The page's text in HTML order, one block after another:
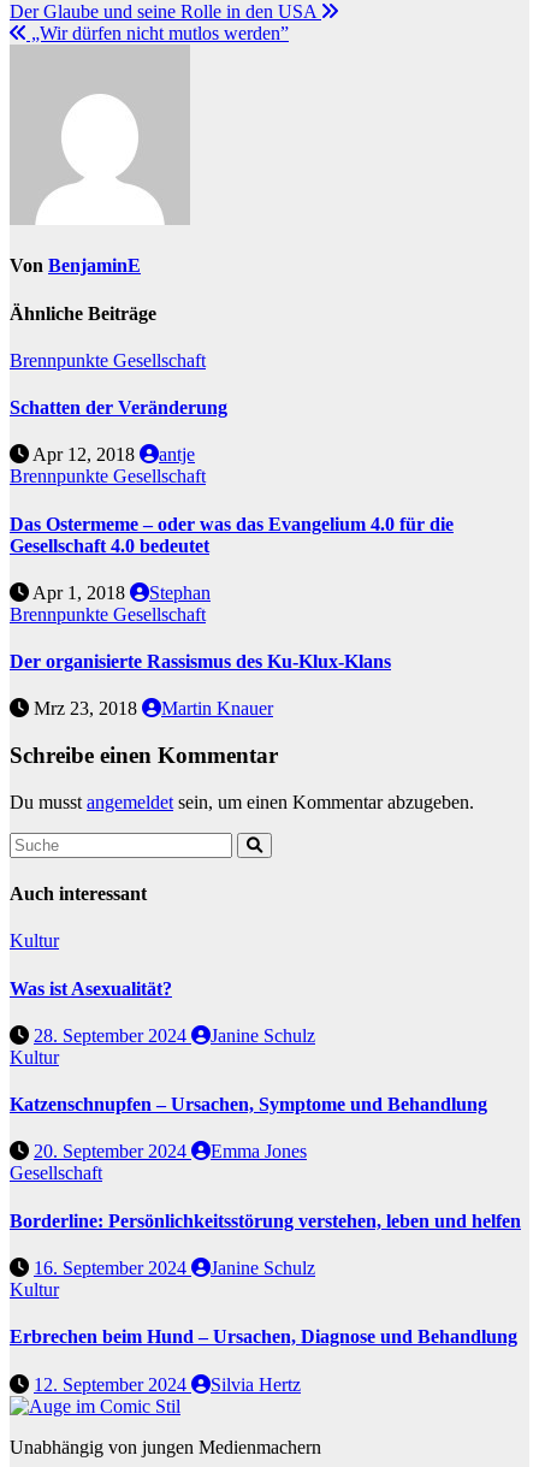
Der Glaube und seine Rolle in den USA
„Wir dürfen nicht mutlos werden”
Von BenjaminE
Ähnliche Beiträge
Brennpunkte Gesellschaft
Schatten der Veränderung
Apr 12, 2018
antje
Brennpunkte Gesellschaft
Das Ostermeme – oder was das Evangelium 4.0 für die
Gesellschaft 4.0 bedeutet
Apr 1, 2018
Stephan
Brennpunkte Gesellschaft
Der organisierte Rassismus des Ku-Klux-Klans
Mrz 23, 2018 Martin Knauer
Schreibe einen Kommentar
Du musst angemeldet sein, um einen Kommentar abzugeben.
Auch interessant
Kultur
Was ist Asexualität?
28. September 2024
Janine Schulz
Kultur
Katzenschnupfen – Ursachen, Symptome und Behandlung
20. September 2024
Emma Jones
Gesellschaft
Borderline: Persönlichkeitsstörung verstehen, leben und helfen
16. September 2024
Janine Schulz
Kultur
Erbrechen beim Hund – Ursachen, Diagnose und Behandlung
12. September 2024 Silvia Hertz
Unabhängig von jungen Medienmachern